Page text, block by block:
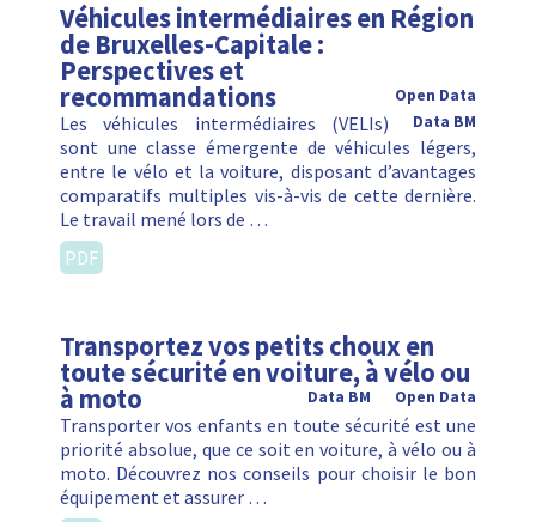
Véhicules intermédiaires en Région
de Bruxelles-Capitale :
Perspectives et
recommandations
Open Data
Data BM
Les véhicules intermédiaires (VELIs)
sont une classe émergente de véhicules légers,
entre le vélo et la voiture, disposant d’avantages
comparatifs multiples vis-à-vis de cette dernière.
Le travail mené lors de …
PDF
Transportez vos petits choux en
toute sécurité en voiture, à vélo ou
à moto Open Data
Data BM
Transporter vos enfants en toute sécurité est une
priorité absolue, que ce soit en voiture, à vélo ou à
moto. Découvrez nos conseils pour choisir le bon
équipement et assurer …